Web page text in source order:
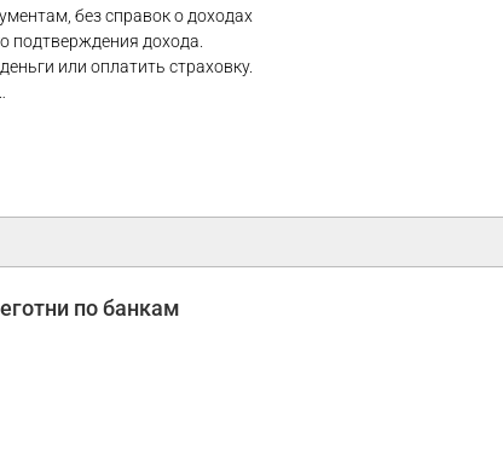
без справок о доходах
подтверждения дохода.
или оплатить страховку.
по банкам